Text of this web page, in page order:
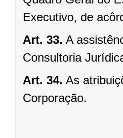
Executivo, de
Art. 33. A
Consultoria
Art. 34. As
Corporação.